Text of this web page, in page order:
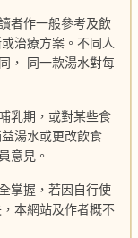
者作一般參考及飲
治療方案。不同人
， 同一款湯水對每
乳期，或對某些食
湯水或更改飲食
意見。
掌握，若因自行使
本網站及作者概不